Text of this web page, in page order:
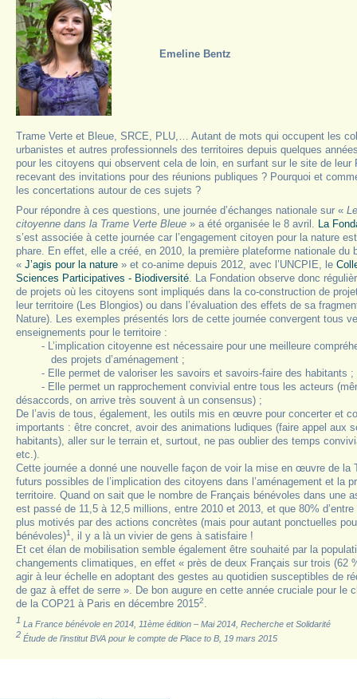
Emeline Bentz
Trame Verte et Bleue, SRCE, PLU,… Autant de mots qui occupent les
urbanistes et autres professionnels des territoires depuis quelques
pour les citoyens qui observent cela de loin, en surfant sur le site de leur
recevant des invitations pour des réunions publiques ? Pourquoi et
les concertations autour de ces sujets ?
Pour répondre à ces questions, une journée d’échanges nationale sur «
citoyenne dans la Trame Verte Bleue » a été organisée le 8 avril.
La
s’est associée à cette journée car l’engagement citoyen pour la nature
phare. En effet, elle a créé, en 2010, la première plateforme nationale du
« J’agis pour la nature » et co-anime depuis 2012, avec l’UNCPIE, le
Sciences Participatives - Biodiversité . La Fondation observe donc
de projets où les citoyens sont impliqués dans la co-construction de
leur territoire (Les Blongios) ou dans l’évaluation des effets de sa
Nature). Les exemples présentés lors de cette journée convergent tous
enseignements pour le territoire :
- L’implication citoyenne est nécessaire pour une meilleure
des projets d’aménagement ;
- Elle permet de valoriser les savoirs et savoirs-faire des habitants ;
- Elle permet un rapprochement convivial entre tous les acteurs
désaccords, on arrive très souvent à un consensus) ;
De l’avis de tous, également, les outils mis en œuvre pour concerter et
importants : être concret, avoir des animations ludiques (faire appel aux
habitants), aller sur le terrain et, surtout, ne pas oublier des temps
etc.).
Cette journée a donné une nouvelle façon de voir la mise en œuvre de la
futurs possibles de l’implication des citoyens dans l’aménagement et la
territoire. Quand on sait que le nombre de Français bénévoles dans une
est passé de 11,5 à 12,5 millions, entre 2010 et 2013, et que 80%
plus motivés par des actions concrètes (mais pour autant ponctuelles
bénévoles)1
, il y a là un vivier de gens à satisfaire !
Et cet élan de mobilisation semble également être souhaité par la
changements climatiques, en effet « près de deux Français sur trois (62
agir à leur échelle en adoptant des gestes au quotidien susceptibles de
de gaz à effet de serre ». De bon augure en cette année cruciale pour le
de la COP21 à Paris en décembre 20152
1 La France bénévole en 2014, 11ème édition – Mai 2014, Recherche et Solidarité
2 Étude de l’institut BVA pour le compte de Place to B, 19 mars 2015